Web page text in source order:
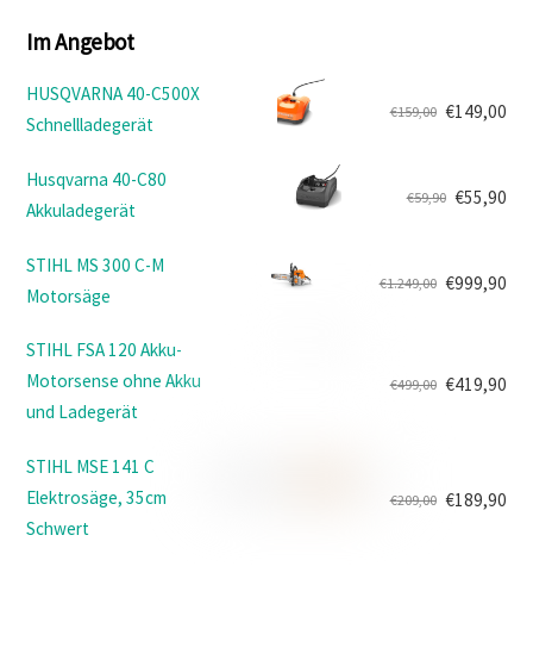
Im Angebot
HUSQVARNA 40-C500X
Schnellladegerät
€159,00
Ursprünglicher
war:
€159,00
€149,00
Aktueller
ist:
€149,00.
Husqvarna 40-C80
Akkuladegerät
€59,90
Ursprünglicher
war:
€59,90
€55,90
Aktueller
ist:
€55,90.
STIHL MS 300 C-M
Motorsäge
€1.249,00
Ursprünglicher
war:
€1.249,00
€999,90
Aktueller
ist:
€999,90.
STIHL FSA 120 Akku-
Motorsense ohne Akku
und Ladegerät
€499,00
war:
€499,00
€419,90
ist:
€419,90.
STIHL MSE 141 C
Elektrosäge, 35cm
Schwert
€209,00
Ursprünglicher
€189,90